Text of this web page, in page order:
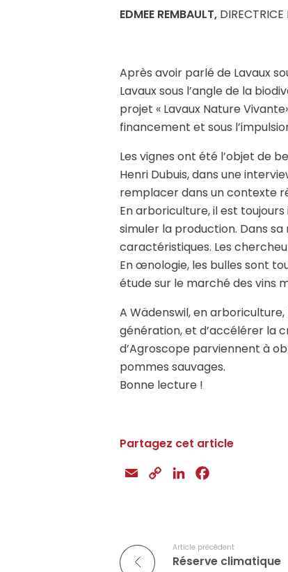
EDMEE REMBAULT,
Après avoir parlé de Lavaux
Lavaux sous l’angle de la
projet « Lavaux Nature
financement et sous
Les vignes ont été l’objet de
Henri Dubuis, dans une
remplacer dans un contexte
En arboriculture, il est
simuler la production. Dans
caractéristiques. Les
En œnologie, les bulles sont
étude sur le marché des vins
A Wädenswil, en
génération, et d’accélérer la
d’Agroscope parviennent à
pommes sauvages.
Bonne lecture !
Partagez cet article
l
e
d
b
o
Article précédent
Réserve climatique